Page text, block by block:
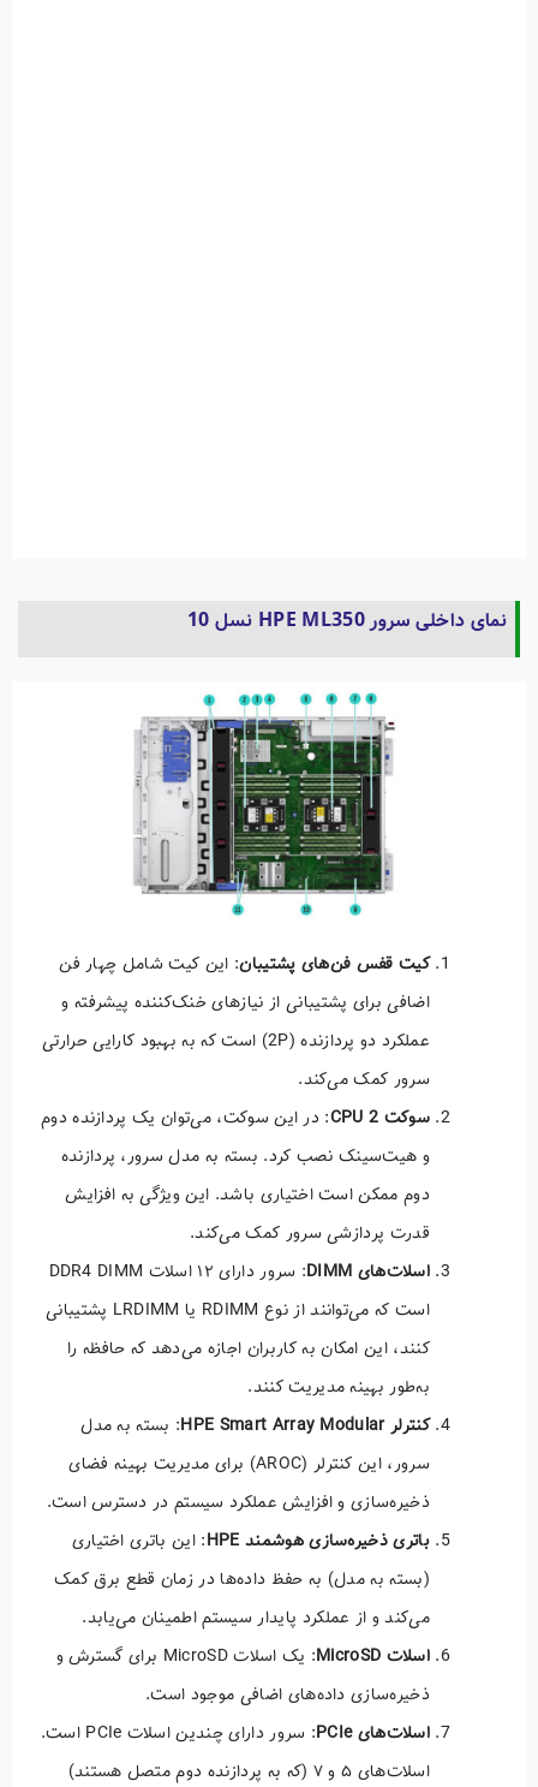
نمای داخلی سرور HPE ML350 نسل 10
کیت قفس فن‌های پشتیبان: این کیت شامل چهار فن
اضافی برای پشتیبانی از نیازهای خنک‌کننده پیشرفته و
عملکرد دو پردازنده (2P) است که به بهبود کارایی حرارتی
سرور کمک می‌کند.
سوکت CPU 2
: در این سوکت، می‌توان یک پردازنده دوم
و هیت‌سینک نصب کرد. بسته به مدل سرور، پردازنده
دوم ممکن است اختیاری باشد. این ویژگی به افزایش
قدرت پردازشی سرور کمک می‌کند.
اسلات‌های DIMM
: سرور دارای ۱۲ اسلات DDR4 DIMM
است که می‌توانند از نوع RDIMM یا LRDIMM پشتیبانی
کنند، این امکان به کاربران اجازه می‌دهد که حافظه را
به‌طور بهینه مدیریت کنند.
کنترلر HPE Smart Array Modular
: بسته به مدل
سرور، این کنترلر (AROC) برای مدیریت بهینه فضای
ذخیره‌سازی و افزایش عملکرد سیستم در دسترس است.
باتری ذخیره‌سازی هوشمند HPE
: این باتری اختیاری
(بسته به مدل) به حفظ داده‌ها در زمان قطع برق کمک
می‌کند و از عملکرد پایدار سیستم اطمینان می‌یابد.
اسلات MicroSD
: یک اسلات MicroSD برای گسترش و
ذخیره‌سازی داده‌های اضافی موجود است.
اسلات‌های PCIe
: سرور دارای چندین اسلات PCIe است.
اسلات‌های ۵ و ۷ (که به پردازنده دوم متصل هستند)